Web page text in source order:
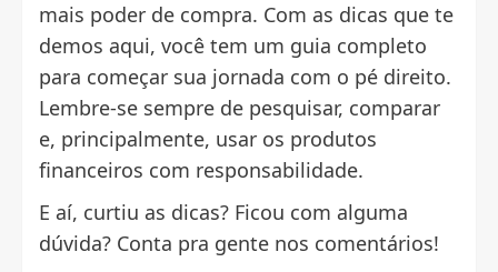
mais poder de compra. Com as dicas que te
demos aqui, você tem um guia completo
para começar sua jornada com o pé direito.
Lembre-se sempre de pesquisar, comparar
e, principalmente, usar os produtos
financeiros com responsabilidade.
E aí, curtiu as dicas? Ficou com alguma
dúvida? Conta pra gente nos comentários!